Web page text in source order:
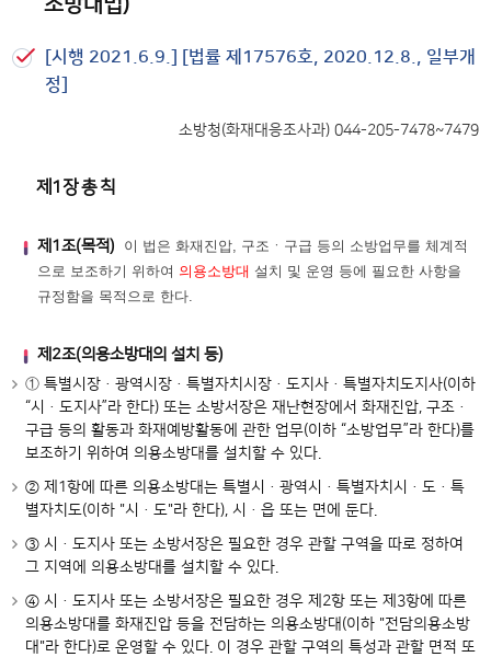
[시행 2021.6.9.] [법률 제17576호, 2020.12.8., 일부개
정]
소방청(화재대응조사과) 044-205-7478~7479
제1장 총 칙
제1조(목적) 이 법은 화재진압, 구조ㆍ구급 등의 소방업무를 체계적
으로 보조하기 위하여 의용소방대 설치 및 운영 등에 필요한 사항을
규정함을 목적으로 한다.
제2조(의용소방대의 설치 등)
①특별시장ㆍ광역시장ㆍ특별자치시장ㆍ도지사ㆍ특별자치도지사(이하
“시ㆍ도지사”라 한다) 또는 소방서장은 재난현장에서 화재진압, 구조ㆍ
구급 등의 활동과 화재예방활동에 관한 업무(이하 “소방업무”라 한다)를
보조하기 위하여 의용소방대를 설치할 수 있다.
② 제1항에 따른 의용소방대는 특별시ㆍ광역시ㆍ특별자치시ㆍ도ㆍ특
별자치도(이하 "시ㆍ도"라 한다), 시ㆍ읍 또는 면에 둔다.
③ 시ㆍ도지사 또는 소방서장은 필요한 경우 관할 구역을 따로 정하여
그 지역에 의용소방대를 설치할 수 있다.
④ 시ㆍ도지사 또는 소방서장은 필요한 경우 제2항 또는 제3항에 따른
의용소방대를 화재진압 등을 전담하는 의용소방대(이하 "전담의용소방
대"라 한다)로 운영할 수 있다. 이 경우 관할 구역의 특성과 관할 면적 또